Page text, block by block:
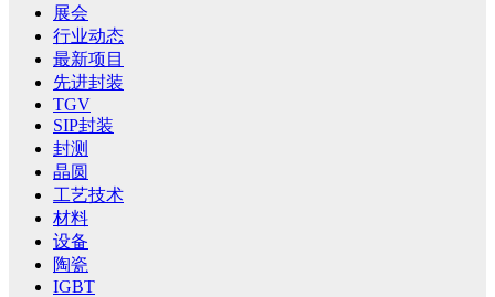
展会
行业动态
最新项目
先进封装
TGV
SIP封装
封测
晶圆
工艺技术
材料
设备
陶瓷
IGBT